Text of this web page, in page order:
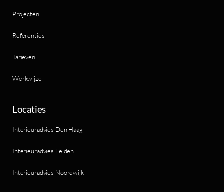
Projecten
Referenties
Tarieven
Werkwijze
Locaties
Interieuradvies Den Haag
Interieuradvies Leiden
Interieuradvies Noordwijk